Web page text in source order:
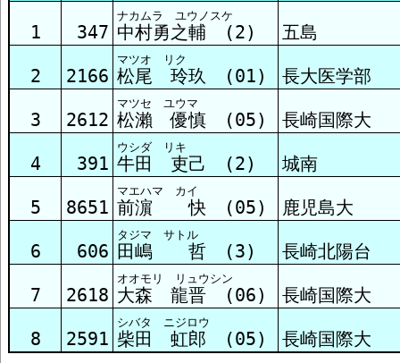
総括 結果
ﾀｲﾑﾚｰｽ1組 結果
ﾀｲﾑﾚｰｽ2組 結果
ﾀｲﾑﾚｰｽ3組 結果
1 347
ナカムラ ユウノスケ
中村勇之輔 (2) 五島
2 2166
マツオ リク
松尾 玲玖 (01) 長大医学部
3 2612
マツセ ユウマ
松瀨 優慎 (05) 長崎国際大
4 391
ウシダ リキ
牛田 吏己 (2) 城南
5 8651
マエハマ カイ
前濵 快 (05) 鹿児島大
6 606
タジマ サトル
田嶋 哲 (3) 長崎北陽台
7 2618
オオモリ リュウシン
大森 龍晋 (06) 長崎国際大
8 2591
シバタ ニジロウ
柴田 虹郎 (05) 長崎国際大